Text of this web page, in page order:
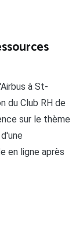
à St-
du Club RH de
sur le thème
en ligne après